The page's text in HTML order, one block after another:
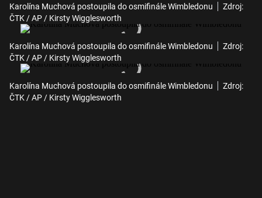
Karolína Muchová postoupila do osmifinále Wimbledonu
Zdroj:
ČTK / AP / Kirsty Wigglesworth
Karolína Muchová postoupila do osmifinále Wimbledonu
Zdroj:
ČTK / AP / Kirsty Wigglesworth
Karolína Muchová postoupila do osmifinále Wimbledonu
Zdroj:
ČTK / AP / Kirsty Wigglesworth